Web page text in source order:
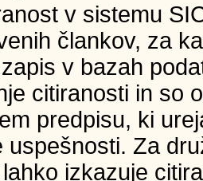
v sistemu
člankov, za
v bazah
citiranosti in so
predpisu, ki
uspešnosti. Za
izkazuje